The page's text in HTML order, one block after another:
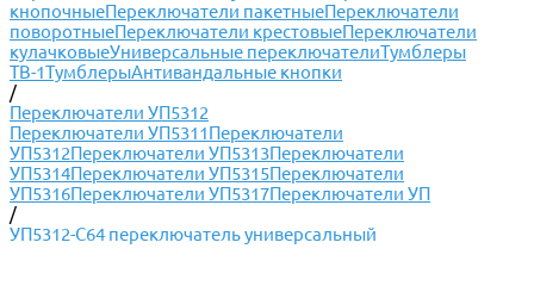
кнопочныеПереключатели пакетныеПереключатели
поворотныеПереключатели крестовыеПереключатели
кулачковыеУниверсальные переключателиТумблеры
ТВ-1ТумблерыАнтивандальные кнопки
/
Переключатели УП5312
Переключатели УП5311Переключатели
УП5312Переключатели УП5313Переключатели
УП5314Переключатели УП5315Переключатели
УП5316Переключатели УП5317Переключатели УП
/
УП5312-С64 переключатель универсальный